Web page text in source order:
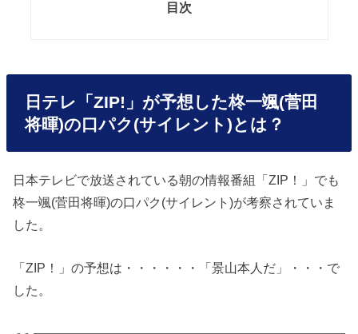
目次
日テレ「ZIP!」が予想した柊一颯(菅田
将暉)の口パク(サイレント)とは？
日本テレビで放送されている朝の情報番組「ZIP！」でも
柊一颯(菅田将暉)の口パク(サイレント)が考察されていま
した。
「ZIP！」の予想は・・・・・・「景山本人だ」・・・で
した。